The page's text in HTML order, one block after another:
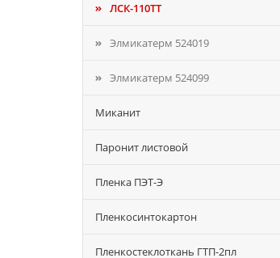
ЛСК-110ТТ
Элмикатерм 524019
Элмикатерм 524099
Миканит
Паронит листовой
Пленка ПЭТ-Э
Пленкосинтокартон
Пленкостеклоткань ГТП-2пл